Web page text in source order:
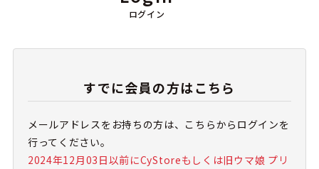
ログイン
すでに会員の方はこちら
メールアドレスをお持ちの方は、こちらからログインを
行ってください。
2024年12月03日以前にCyStoreもしくは旧ウマ娘 プリ